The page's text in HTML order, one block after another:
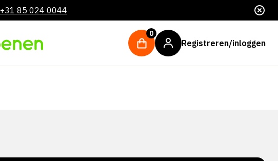
+31 85 024 0044
0
Registreren/inloggen